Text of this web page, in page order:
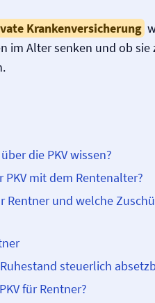
Kranken­versicherung
im Alter senken und ob sie
die PKV wissen?
PKV mit dem Rentenalter?
Rentner und welche
steuerlich
für Rentner?